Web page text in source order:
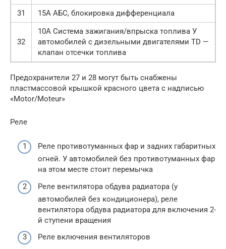
31
15А АБС, блокировка дифференциала
32
10А Система зажигания/впрыска топлива У
автомобилей с дизельными двигателями TD —
клапан отсечки топлива
Предохранители 27 и 28 могут быть снабжены
пластмассовой крышкой красного цвета с надписью
«Motor/Moteur»
Реле
Реле противотуманных фар и задних габаритных
огней. У автомобилей без противотуманных фар
на этом месте стоит перемычка
Реле вентилятора обдува радиатора (у
автомобилей без кондиционера), реле
вентилятора обдува радиатора для включения 2-
й ступени вращения
Реле включения вентиляторов